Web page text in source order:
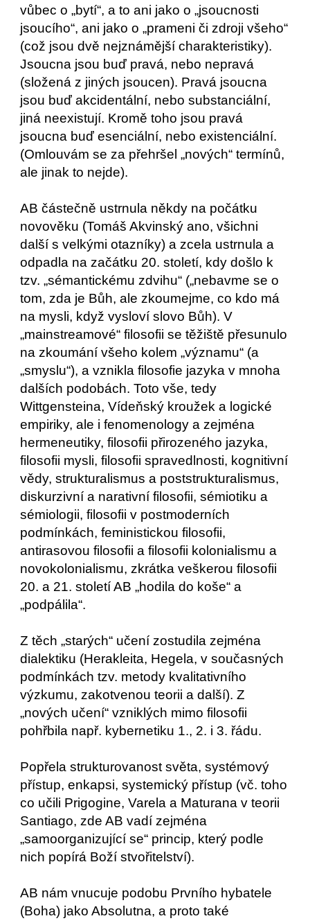
vůbec o „bytí“, a to ani jako o „jsoucnosti
jsoucího“, ani jako o „prameni či zdroji všeho“
(což jsou dvě nejznámější charakteristiky).
Jsoucna jsou buď pravá, nebo nepravá
(složená z jiných jsoucen). Pravá jsoucna
jsou buď akcidentální, nebo substanciální,
jiná neexistují. Kromě toho jsou pravá
jsoucna buď esenciální, nebo existenciální.
(Omlouvám se za přehršel „nových“ termínů,
ale jinak to nejde).
AB částečně ustrnula někdy na počátku
novověku (Tomáš Akvinský ano, všichni
další s velkými otazníky) a zcela ustrnula a
odpadla na začátku 20. století, kdy došlo k
tzv. „sémantickému zdvihu“ („nebavme se o
tom, zda je Bůh, ale zkoumejme, co kdo má
na mysli, když vysloví slovo Bůh). V
„mainstreamové“ filosofii se těžiště přesunulo
na zkoumání všeho kolem „významu“ (a
„smyslu“), a vznikla filosofie jazyka v mnoha
dalších podobách. Toto vše, tedy
Wittgensteina, Vídeňský kroužek a logické
empiriky, ale i fenomenology a zejména
hermeneutiky, filosofii přirozeného jazyka,
filosofii mysli, filosofii spravedlnosti, kognitivní
vědy, strukturalismus a poststrukturalismus,
diskurzivní a narativní filosofii, sémiotiku a
sémiologii, filosofii v postmoderních
podmínkách, feministickou filosofii,
antirasovou filosofii a filosofii kolonialismu a
novokolonialismu, zkrátka veškerou filosofii
20. a 21. století AB „hodila do koše“ a
„podpálila“.
Z těch „starých“ učení zostudila zejména
dialektiku (Herakleita, Hegela, v současných
podmínkách tzv. metody kvalitativního
výzkumu, zakotvenou teorii a další). Z
„nových učení“ vzniklých mimo filosofii
pohřbila např. kybernetiku 1., 2. i 3. řádu.
Popřela strukturovanost světa, systémový
přístup, enkapsi, systemický přístup (vč. toho
co učili Prigogine, Varela a Maturana v teorii
Santiago, zde AB vadí zejména
„samoorganizující se“ princip, který podle
nich popírá Boží stvořitelství).
AB nám vnucuje podobu Prvního hybatele
(Boha) jako Absolutna, a proto také